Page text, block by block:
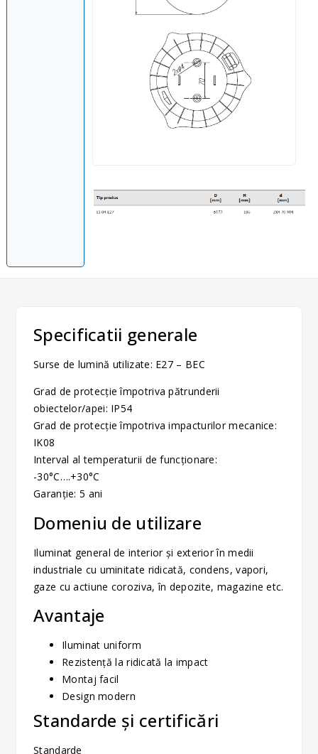
Specificatii generale
Surse de lumină utilizate: E27 – BEC
Grad de protecție împotriva pătrunderii
obiectelor/apei: IP54
Grad de protecție împotriva impacturilor mecanice:
IK08
Interval al temperaturii de funcționare:
-30°C….+30°C
Garanție: 5 ani
Domeniu de utilizare
Iluminat general de interior și exterior în medii
industriale cu uminitate ridicată, condens, vapori,
gaze cu actiune coroziva, în depozite, magazine etc.
Avantaje
Iluminat uniform
Rezistență la ridicată la impact
Montaj facil
Design modern
Standarde și certificări
Standarde